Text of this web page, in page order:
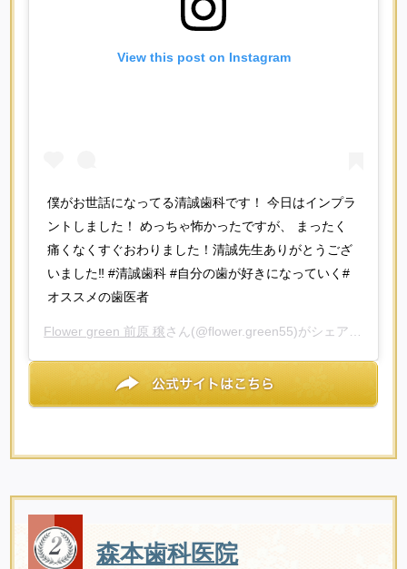
View this post on Instagram
僕がお世話になってる清誠歯科です！ 今日はインプラ
ントしました！ めっちゃ怖かったですが、 まったく
痛くなくすぐおわりました！清誠先生ありがとうござ
いました‼️ #清誠歯科 #自分の歯が好きになっていく#
オススメの歯医者
Flower green 前原 穣さん(@flower.green55)がシェアした投稿 -
森本歯科医院